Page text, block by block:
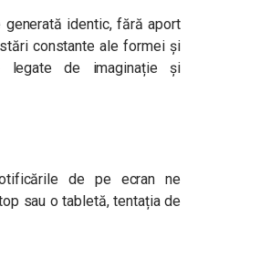
identic, fără aport
constante ale formei și
legate de imaginație și
de pe ecran ne
sau o tabletă, tentația de